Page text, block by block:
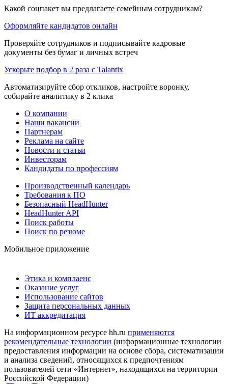
Какой соцпакет вы предлагаете семейным сотрудникам?
Оформляйте кандидатов онлайн
Проверяйте сотрудников и подписывайте кадровые
документы без бумаг и личных встреч
Ускорьте подбор в 2 раза с Talantix
Автоматизируйте сбор откликов, настройте воронку,
собирайте аналитику в 2 клика
О компании
Наши вакансии
Партнерам
Реклама на сайте
Новости и статьи
Инвесторам
Кандидаты по профессиям
Производственный календарь
Требования к ПО
Безопасный HeadHunter
HeadHunter API
Поиск работы
Поиск по резюме
Мобильное приложение
Этика и комплаенс
Оказание услуг
Использование сайтов
Защита персональных данных
ИТ аккредитация
На информационном ресурсе hh.ru применяются
рекомендательные технологии (информационные технологии
предоставления информации на основе сбора, систематизации
и анализа сведений, относящихся к предпочтениям
пользователей сети «Интернет», находящихся на территории
Российской Федерации)